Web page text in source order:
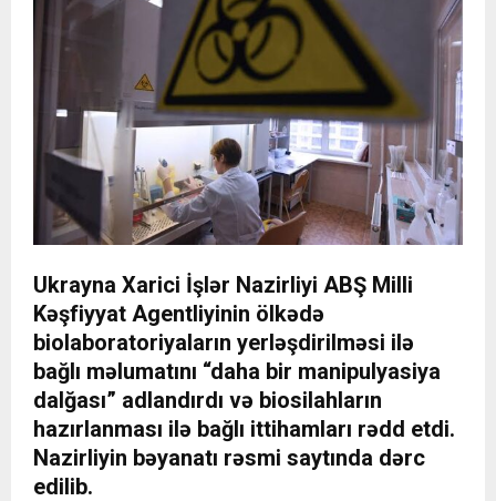
Ukrayna Xarici İşlər Nazirliyi ABŞ Milli
Kəşfiyyat Agentliyinin ölkədə
biolaboratoriyaların yerləşdirilməsi ilə
bağlı məlumatını “daha bir manipulyasiya
dalğası” adlandırdı və biosilahların
hazırlanması ilə bağlı ittihamları rədd etdi.
Nazirliyin bəyanatı rəsmi saytında dərc
edilib.